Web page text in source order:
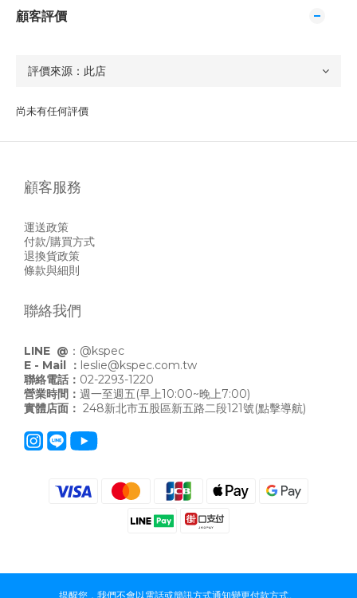
顧客評價
尚未有任何評價
顧客服務
運送政策
付款/購買方式
退換貨政策
條款與細則
聯絡我們
LINE @ ： @kspec
E - Mail ： leslie@kspec.com.tw
聯絡電話： 02-2293-1220
營業時間： 週一至週五(早上10:00~晚上7:00)
實體店面： 248新北市五股區新五路二段121號(點擊導航)
提醒您，我們不會以電話或簡訊方式通知變更付款方式。